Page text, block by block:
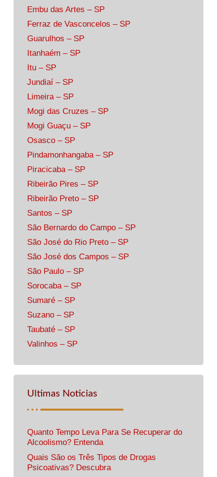
Embu das Artes – SP
Ferraz de Vasconcelos – SP
Guarulhos – SP
Itanhaém – SP
Itu – SP
Jundiaí – SP
Limeira – SP
Mogi das Cruzes – SP
Mogi Guaçu – SP
Osasco – SP
Pindamonhangaba – SP
Piracicaba – SP
Ribeirão Pires – SP
Ribeirão Preto – SP
Santos – SP
São Bernardo do Campo – SP
São José do Rio Preto – SP
São José dos Campos – SP
São Paulo – SP
Sorocaba – SP
Sumaré – SP
Suzano – SP
Taubaté – SP
Valinhos – SP
Ultimas Noticias
Quanto Tempo Leva Para Se Recuperar do
Alcoolismo? Entenda
Quais São os Três Tipos de Drogas
Psicoativas? Descubra